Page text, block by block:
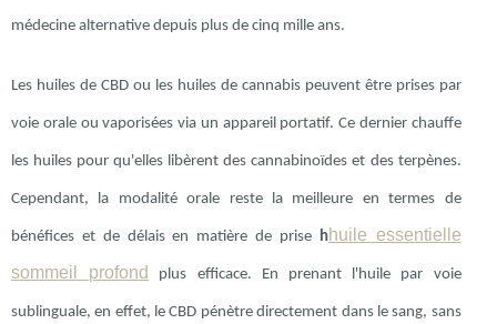
médecine alternative depuis plus de cinq mille ans.
Les huiles de CBD ou les huiles de cannabis peuvent être prises par
voie orale ou vaporisées via un appareil portatif. Ce dernier chauffe
les huiles pour qu'elles libèrent des cannabinoïdes et des terpènes.
Cependant, la modalité orale reste la meilleure en termes de
bénéfices et de délais en matière de prise hhuile essentielle
sommeil profond
plus efficace. En prenant l'huile par voie
sublinguale, en effet, le CBD pénètre directement dans le sang, sans